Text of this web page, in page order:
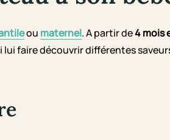
ou maternel. A partir de4 mois
faire découvrir différentes